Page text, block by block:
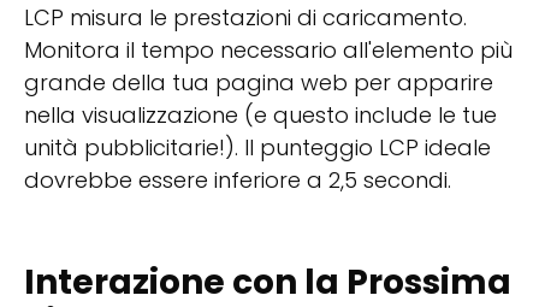
LCP misura le prestazioni di caricamento.
Monitora il tempo necessario all'elemento più
grande della tua pagina web per apparire
nella visualizzazione (e questo include le tue
unità pubblicitarie!). Il punteggio LCP ideale
dovrebbe essere inferiore a 2,5 secondi.
Interazione con la Prossima